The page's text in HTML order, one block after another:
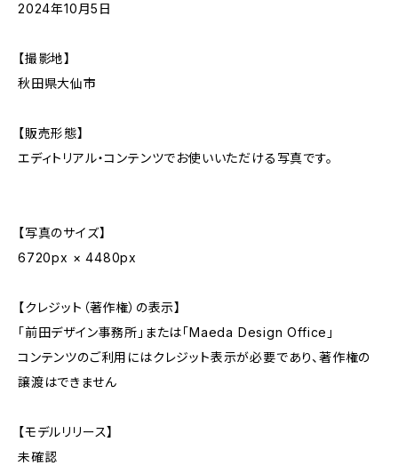
2024年10月5日
【撮影地】
秋田県大仙市
【販売形態】
エディトリアル・コンテンツでお使いいただける写真です。
【写真のサイズ】
6720px × 4480px
【クレジット（著作権）の表示】
「前田デザイン事務所」または「Maeda Design Office」
コンテンツのご利用にはクレジット表示が必要であり、著作権の
譲渡はできません
【モデルリリース】
未確認